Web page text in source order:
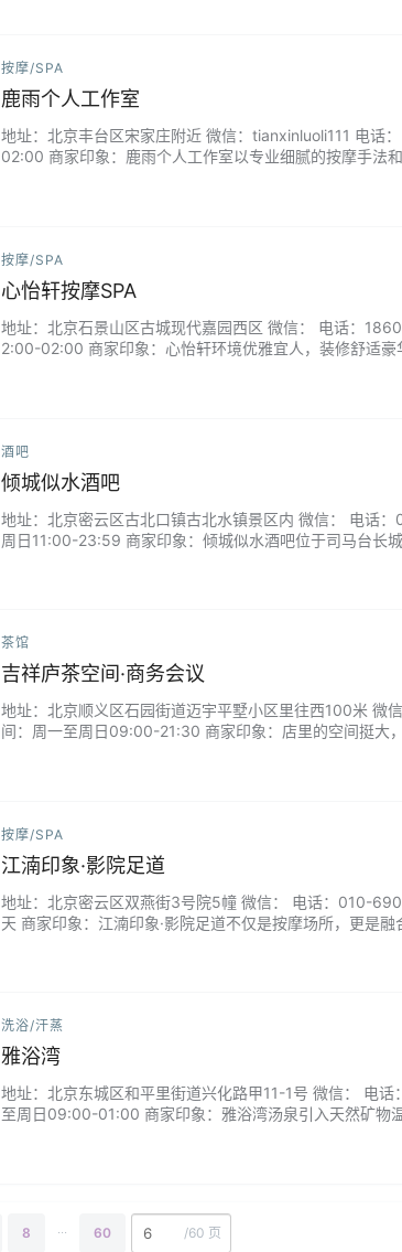
按摩/SPA
鹿雨个人工作室
地址：北京丰台区宋家庄附近 微信：tianxinluoli111 电
02:00 商家印象：鹿雨个人工作室以专业细腻的按摩手法
按摩/SPA
心怡轩按摩SPA
地址：北京石景山区古城现代嘉园西区 微信： 电话：
2:00-02:00 商家印象：心怡轩环境优雅宜人，装修舒适豪
酒吧
倾城似水酒吧
地址：北京密云区古北口镇古北水镇景区内 微信： 电话
周日11:00-23:59 商家印象：倾城似水酒吧位于司马台长
茶馆
吉祥庐茶空间·商务会议
地址：北京顺义区石园街道迈宇平墅小区里往西100米
间：周一至周日09:00-21:30 商家印象：店里的空间挺大
按摩/SPA
江湳印象·影院足道
地址：北京密云区双燕街3号院5幢 微信： 电话：010-
天 商家印象：江湳印象·影院足道不仅是按摩场所，更是
洗浴/汗蒸
雅浴湾
地址：北京东城区和平里街道兴化路甲11-1号 微信： 电
至周日09:00-01:00 商家印象：雅浴湾汤泉引入天然矿物
8 60 /60 页